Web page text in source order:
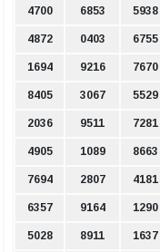
4700 6853 5938
4872 0403 6755
1694 9216 7670
8405 3067 5529
2036 9511 7281
4905 1089 8663
7694 2807 4181
6357 9164 1290
5028 8911 1637